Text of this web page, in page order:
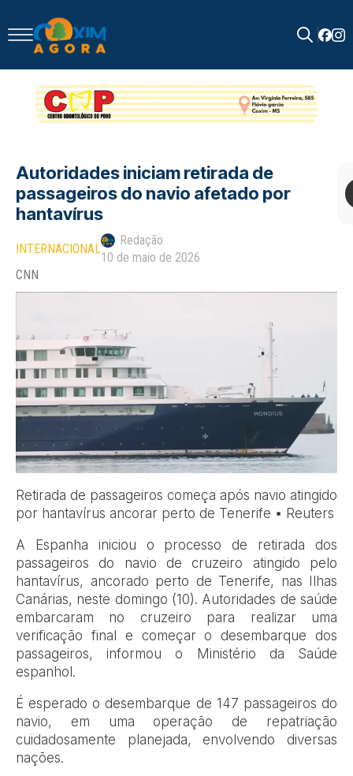
for:
Autoridades iniciam retirada de
passageiros do navio afetado por
hantavírus
INTERNACIONAL
Redação
10 de maio de 2026
CNN
Retirada de passageiros começa após navio atingido
por hantavírus ancorar perto de Tenerife • Reuters
A Espanha iniciou o processo de retirada dos
passageiros do navio de cruzeiro atingido pelo
hantavírus, ancorado perto de Tenerife, nas Ilhas
Canárias, neste domingo (10). Autoridades de saúde
embarcaram no cruzeiro para realizar uma
verificação final e começar o desembarque dos
passageiros, informou o Ministério da Saúde
espanhol.
É esperado o desembarque de 147 passageiros do
navio, em uma operação de repatriação
cuidadosamente planejada, envolvendo diversas
nações.